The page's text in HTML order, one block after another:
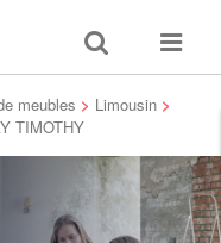
Toggle
search
Toggle
meubles > Limousin >
TIMOTHY